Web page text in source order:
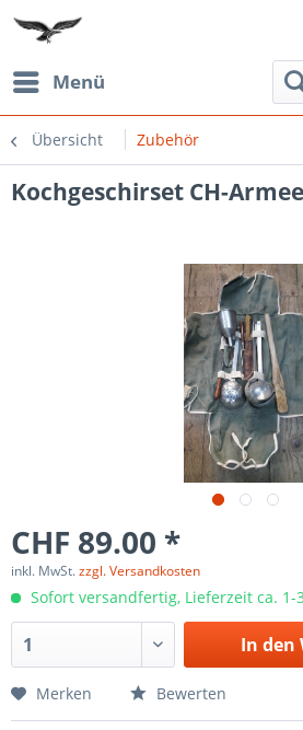
Menü
Übersicht Zubehör
Kochgeschirset CH-Armee
CHF 89.00 *
inkl. MwSt.zzgl. Versandkosten
Sofort versandfertig, Lieferzeit ca. 1-
In den
Merken Bewerten